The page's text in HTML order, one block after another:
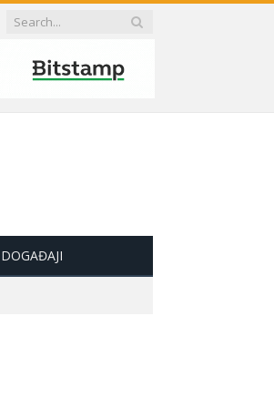
DOGAĐAJI